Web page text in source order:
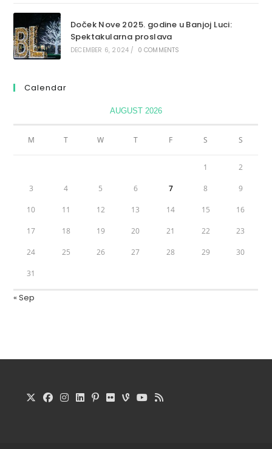
Doček Nove 2025. godine u Banjoj Luci:
Spektakularna proslava
DECEMBER 6, 2024 / 0 COMMENTS
Calendar
AUGUST 2026
M T W T F S S
1 2
3 4 5 6 7 8 9
10 11 12 13 14 15 16
17 18 19 20 21 22 23
24 25 26 27 28 29 30
31
« Sep